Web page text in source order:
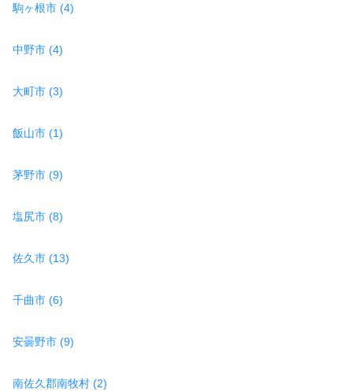
駒ヶ根市 (4)
中野市 (4)
大町市 (3)
飯山市 (1)
茅野市 (9)
塩尻市 (8)
佐久市 (13)
千曲市 (6)
安曇野市 (9)
南佐久郡南牧村 (2)